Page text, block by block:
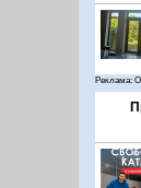
Реклама: